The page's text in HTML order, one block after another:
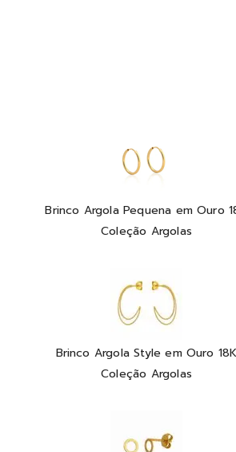
Brinco Argola Pequena em Ouro
Coleção Argolas
Brinco Argola Style em Ouro 18K
Coleção Argolas